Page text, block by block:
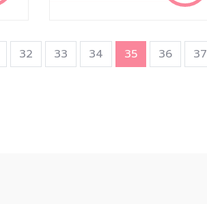
32 33 34 35 36 37